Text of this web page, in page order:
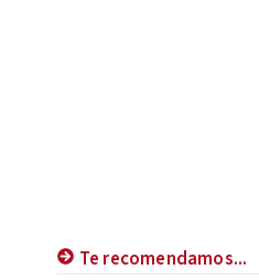
Te recomendamos...